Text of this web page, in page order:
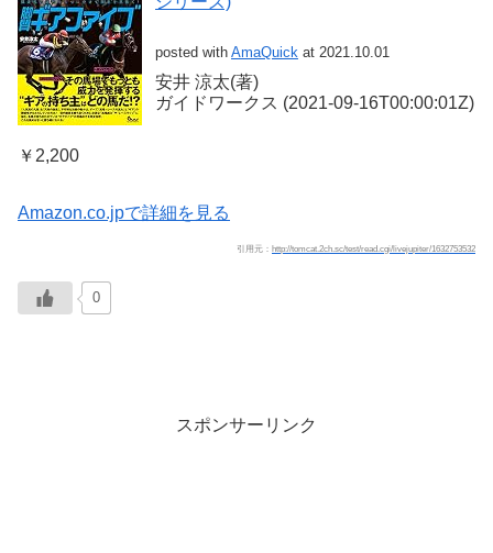
posted with AmaQuick at 2021.10.01
安井 涼太(著)
ガイドワークス (2021-09-16T00:00:01Z)
￥2,200
Amazon.co.jpで詳細を見る
引用元： http://tomcat.2ch.sc/test/read.cgi/livejupiter/1632753532
0
スポンサーリンク